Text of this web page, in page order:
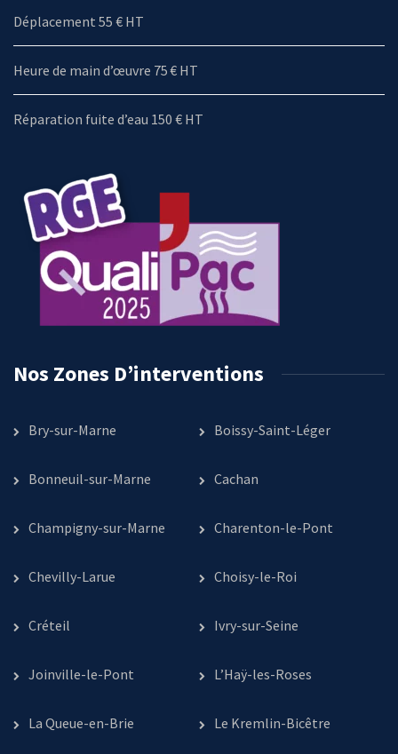
Déplacement 55 € HT
Heure de main d’œuvre 75 € HT
Réparation fuite d’eau 150 € HT
Nos Zones D’interventions
Bry-sur-Marne Boissy-Saint-Léger
Bonneuil-sur-Marne Cachan
Champigny-sur-Marne Charenton-le-Pont
Chevilly-Larue Choisy-le-Roi
Créteil Ivry-sur-Seine
Joinville-le-Pont L’Haÿ-les-Roses
La Queue-en-Brie Le Kremlin-Bicêtre